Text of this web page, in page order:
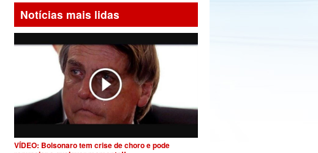
Notícias mais lidas
VÍDEO: Bolsonaro tem crise de choro e pode